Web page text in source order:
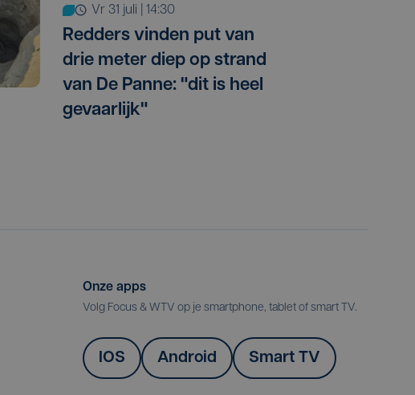
vr 31 juli | 14:30
Redders vinden put van
drie meter diep op strand
van De Panne: "dit is heel
gevaarlijk"
Onze apps
Volg Focus & WTV op je smartphone, tablet of smart TV.
IOS Android Smart TV